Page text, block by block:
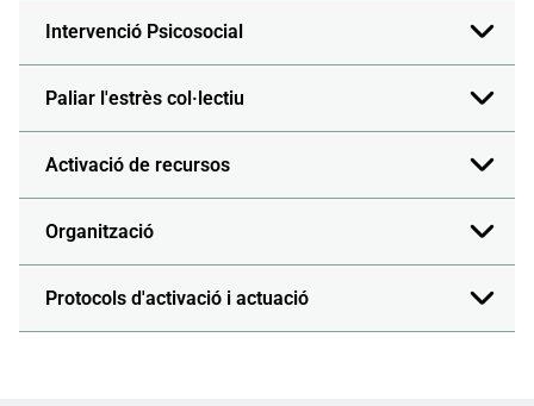
Intervenció Psicosocial
Paliar l'estrès col·lectiu
Activació de recursos
Organització
Protocols d'activació i actuació